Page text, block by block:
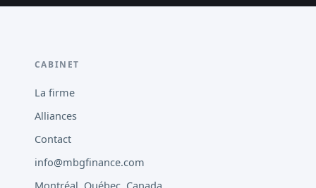
CABINET
La firme
Alliances
Contact
info@mbgfinance.com
Montréal, Québec, Canada